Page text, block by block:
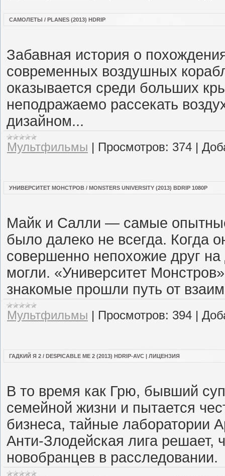
САМОЛЕТЫ / PLANES (2013) HDRIP
Забавная история о
современных воздушных
оказывается среди больших
неподражаемо рассекать
дизайном...
Мультфильмы | Просмотров: 374 |
УНИВЕРСИТЕТ МОНСТРОВ / MONSTERS UNIVERSITY (2013) BDRIP 1080P
Майк и Салли — самые
было далеко не всегда. Когда
совершенно непохожие друг на
могли. «Университет
знакомые прошли путь от
Мультфильмы | Просмотров: 394 |
ГАДКИЙ Я 2 / DESPICABLE ME 2 (2013) HDRIP-AVC | ЛИЦЕНЗИЯ
В то время как Грю, бывший
семейной жизни и пытается
бизнеса, тайные лаборатории
Анти-Злодейская лига решает,
новобранцев в расследовании.